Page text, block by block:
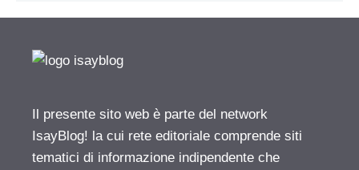
Il presente sito web è parte del network
IsayBlog! la cui rete editoriale comprende siti
tematici di informazione indipendente che